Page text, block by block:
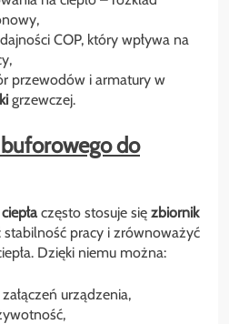
COP, który wpływa na
przewodów i armatury w
grzewczej.
do
często stosuje się zbiornik
stabilność pracy i zrównoważyć
Dzięki niemu można:
urządzenia,